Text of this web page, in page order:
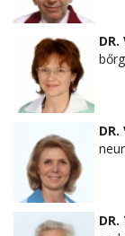
DR.
DR.
DR.